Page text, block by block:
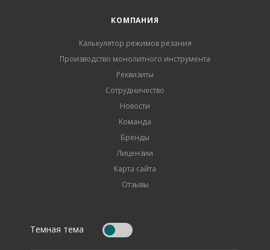
КОМПАНИЯ
Калькулятор режимов резания
Производство монолитного инструмента
Реквизиты
Сотрудничество
Новости
Команда
Бренды
Лицензии
Карта сайта
Отзывы
Темная тема